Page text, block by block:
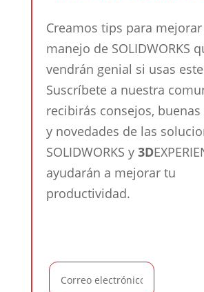
Creamos tips para mejorar
manejo de SOLIDWORKS
vendrán genial si usas
Suscríbete a nuestra
recibirás consejos,
y novedades de las
SOLIDWORKS y3D
ayudarán a mejorar tu
productividad.